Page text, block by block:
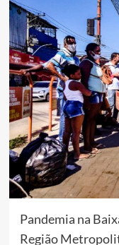
Pandemia na
Região